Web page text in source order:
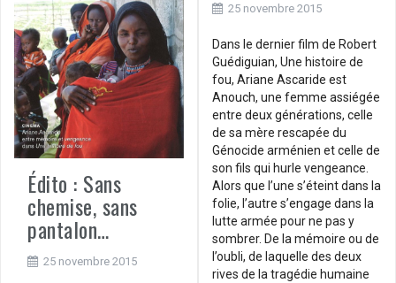
Édito : Sans
chemise, sans
pantalon…
25 novembre 2015
25 novembre 2015
Dans le dernier film de Robert
Guédiguian, Une histoire de
fou, Ariane Ascaride est
Anouch, une femme assiégée
entre deux générations, celle
de sa mère rescapée du
Génocide arménien et celle de
son fils qui hurle vengeance.
Alors que l’une s’éteint dans la
folie, l’autre s’engage dans la
lutte armée pour ne pas y
sombrer. De la mémoire ou de
l’oubli, de laquelle des deux
rives de la tragédie humaine